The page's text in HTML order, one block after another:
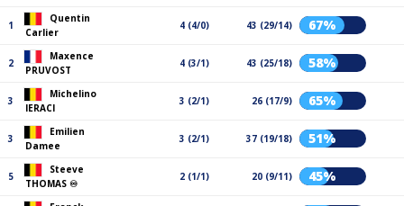
1
Quentin
Carlier
4 (4/0) 43 (29/14) 67%
2
Maxence
PRUVOST
4 (3/1) 43 (25/18) 58%
3
Michelino
IERACI
3 (2/1) 26 (17/9) 65%
3
Emilien
Damee
3 (2/1) 37 (19/18) 51%
5
Steeve
THOMAS ♾️
2 (1/1) 20 (9/11) 45%